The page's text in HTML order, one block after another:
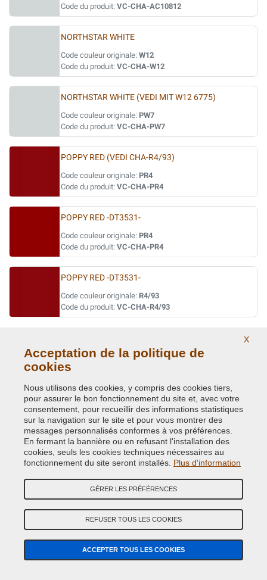
Code du produit: VC-CHA-AC10812
NORTHSTAR WHITE
Code couleur originale: W12
Code du produit: VC-CHA-W12
NORTHSTAR WHITE (VEDI MIT W12 6775)
Code couleur originale: PW7
Code du produit: VC-CHA-PW7
POPPY RED (VEDI CHA-R4/93)
Code couleur originale: PR4
Code du produit: VC-CHA-PR4
POPPY RED -DT3531-
Code couleur originale: PR4
Code du produit: VC-CHA-PR4
POPPY RED -DT3531-
Code couleur originale: R4/93
Code du produit: VC-CHA-R4/93
Code couleur originale:VYH
Code du produit:
SOLAR YELLOW
Code couleur originale:
Code du produit: VC-CHA-PYH
STONE WHITE
Code du produit: VC-CHA-PW1
STONE WHITE
Code du produit:VC-CHA-DT1682
X
Acceptation de la politique de
cookies
Nous utilisons des cookies, y compris des cookies tiers,
pour assurer le bon fonctionnement du site et, avec votre
consentement, pour recueillir des informations statistiques
sur la navigation sur le site et pour vous montrer des
messages personnalisés conformes à vos préférences.
En fermant la bannière ou en refusant l'installation des
cookies, seuls les cookies techniques nécessaires au
fonctionnement du site seront installés. Plus d'information
GÉRER LES PRÉFÉRENCES
REFUSER TOUS LES COOKIES
ACCEPTER TOUS LES COOKIES